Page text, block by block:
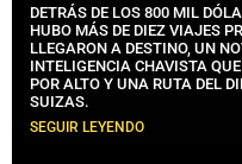
DETRÁS DE LOS 800 MIL
HUBO MÁS DE DIEZ VIAJES
LLEGARON A DESTINO, UN
INTELIGENCIA CHAVISTA
POR ALTO Y UNA RUTA DEL
SUIZAS.
SEGUIR LEYENDO